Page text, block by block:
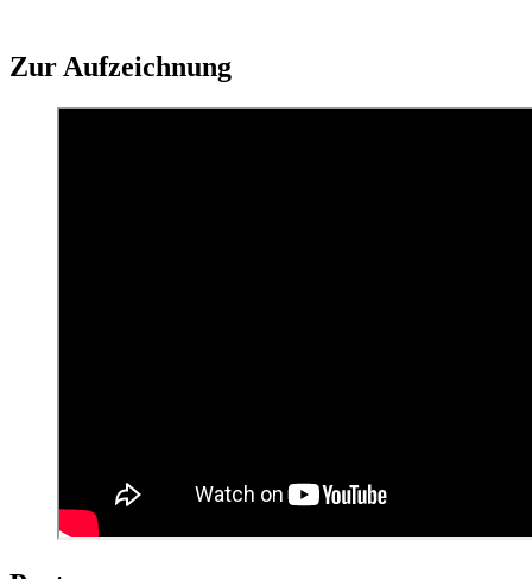
Zur Aufzeichnung